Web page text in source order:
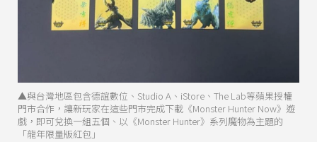
▲與台灣地區包含德誼數位、Studio A、iStore、The Lab等蘋果授權
門市合作，讓新玩家在這些門市完成下載《Monster Hunter Now》遊
戲，即可兌換一組五個、以《Monster Hunter》系列魔物為主題的
「龍年限量版紅包」